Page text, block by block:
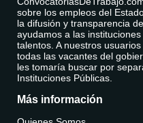
sobre los empleos del
la difusión y transparencia
ayudamos a las
talentos. A nuestros
todas las vacantes del
les tomaría buscar por
Instituciones Públicas.
Más información